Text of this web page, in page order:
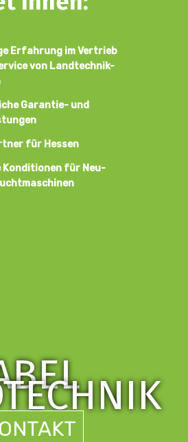
Erfahrung im Vertrieb
von Landtechnik-
Garantie- und
für Hessen
für Neu-